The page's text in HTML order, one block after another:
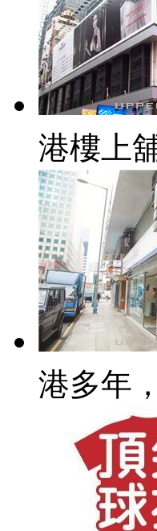
港樓上
港多年